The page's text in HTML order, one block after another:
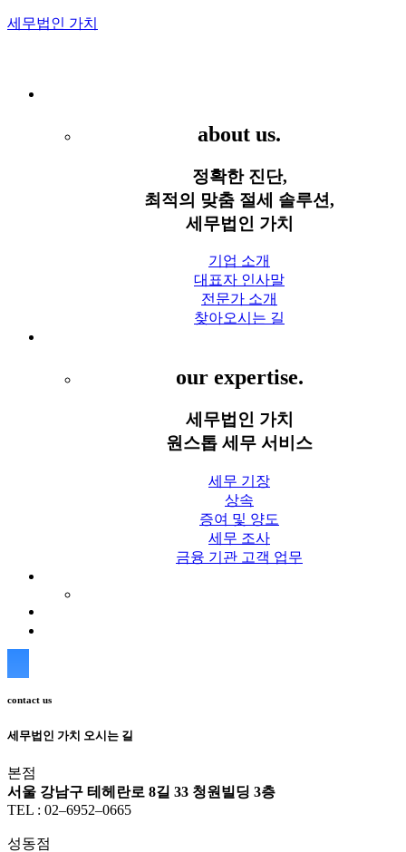
세무법인 가치
about us.
정확한 진단,
최적의 맞춤 절세 솔루션,
세무법인 가치
기업 소개
대표자 인사말
전문가 소개
찾아오시는 길
our expertise.
세무법인 가치
원스톱 세무 서비스
세무 기장
상속
증여 및 양도
세무 조사
금융 기관 고객 업무
contact us
세무법인 가치 오시는 길
본점
서울 강남구 테헤란로 8길 33 청원빌딩 3층
TEL : 02–6952–0665
성동점